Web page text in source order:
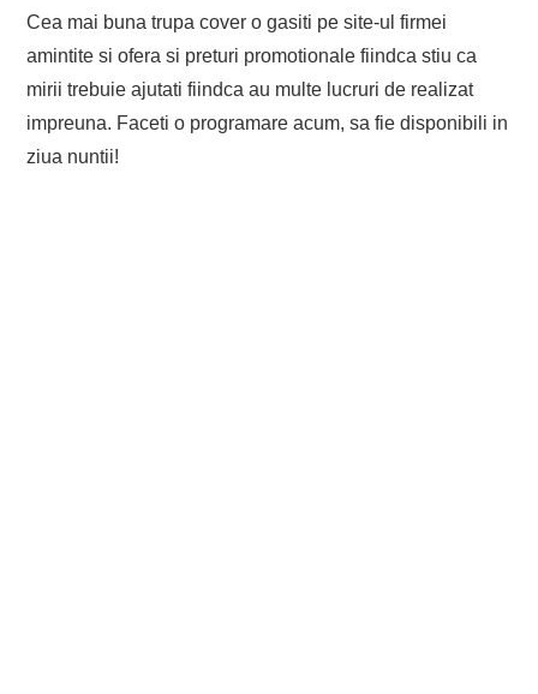
Cea mai buna trupa cover o gasiti pe site-ul firmei
amintite si ofera si preturi promotionale fiindca stiu ca
mirii trebuie ajutati fiindca au multe lucruri de realizat
impreuna. Faceti o programare acum, sa fie disponibili in
ziua nuntii!